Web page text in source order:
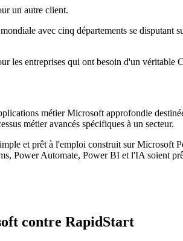
un autre client.
avec cinq départements se
les entreprises qui ont besoin d'un
métier Microsoft approfondie
métier avancés spécifiques à un secteur.
et prêt à l'emploi construit sur Microsoft
Power Automate, Power BI et l'IA soient
contre RapidStart